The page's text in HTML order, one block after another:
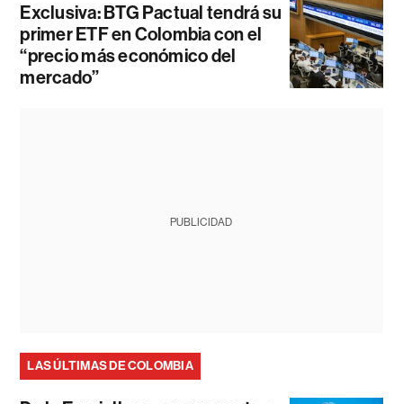
Exclusiva: BTG Pactual tendrá su
primer ETF en Colombia con el
“precio más económico del
mercado”
PUBLICIDAD
LAS ÚLTIMAS DE COLOMBIA